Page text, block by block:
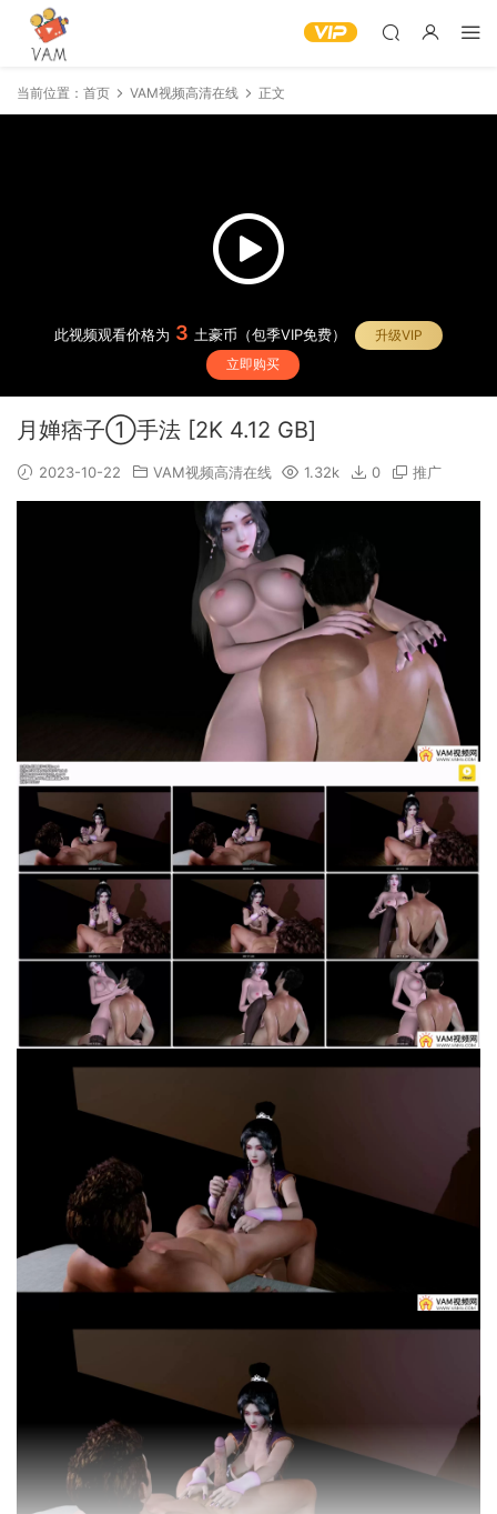
当前位置： 首页 VAM视频高清在线 正文
此视频观看价格为 3 土豪币（包季VIP免费）
升级VIP
立即购买
月婵痞子①手法 [2K 4.12 GB]
2023-10-22 VAM视频高清在线 1.32k 0 推广